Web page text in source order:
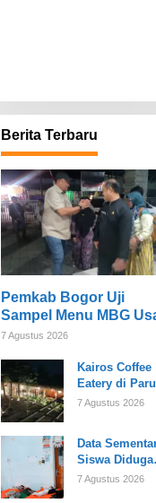
Berita Terbaru
Pemkab Bogor Uji
Sampel Menu MBG
Puluhan Siswa SDN
Keracunan
7 Agustus 2026
Kairos Coffee
Eatery di
Bogor Jadi
Berbagai
Seduhan Kopi
Nusantara Asli
7 Agustus 2026
Data
Siswa Diduga
Korban
7 Agustus 2026